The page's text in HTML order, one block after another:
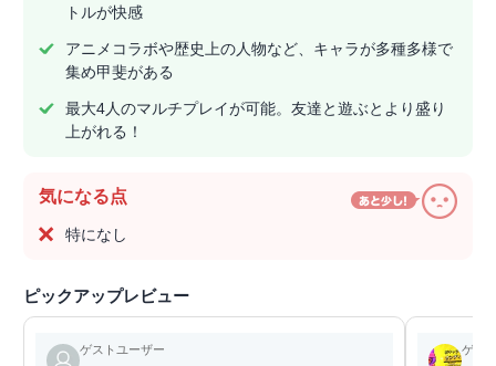
トルが快感
アニメコラボや歴史上の人物など、キャラが多種多様で
集め甲斐がある
最大4人のマルチプレイが可能。友達と遊ぶとより盛り
上がれる！
気になる点
特になし
ピックアップレビュー
ゲストユーザー ゲー